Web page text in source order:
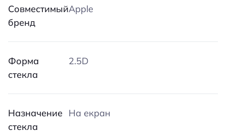
Совместимый
бренд
Apple
Форма
стекла
2.5D
Назначение
стекла
На екран